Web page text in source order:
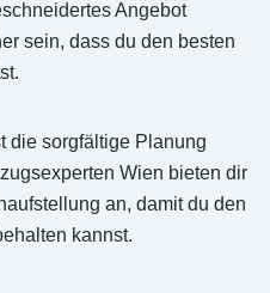
Angebot
sein, dass du den besten
die sorgfältige Planung
Wien bieten dir
an, damit du den
kannst.